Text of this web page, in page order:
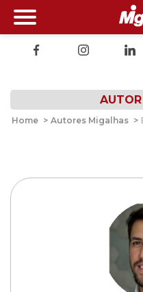
Home > Autores Migalhas >